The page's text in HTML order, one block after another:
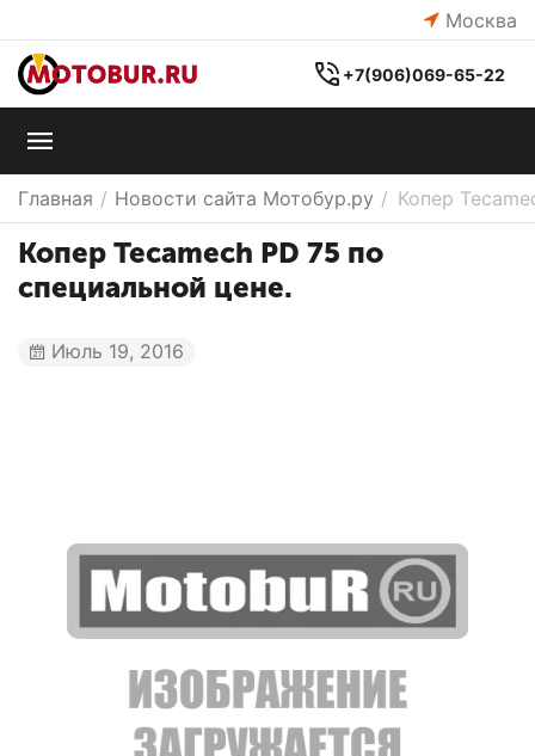
Москва
+7(906)069-65-22
Главная / Новости сайта Мотобур.ру / Копер
Копер Tecamech PD 75 по
специальной цене.
Июль 19, 2016